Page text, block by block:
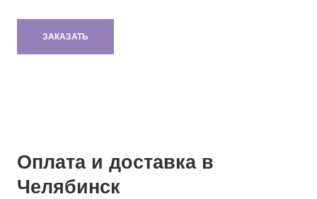
ЗАКАЗАТЬ
Оплата и доставка в
Челябинск